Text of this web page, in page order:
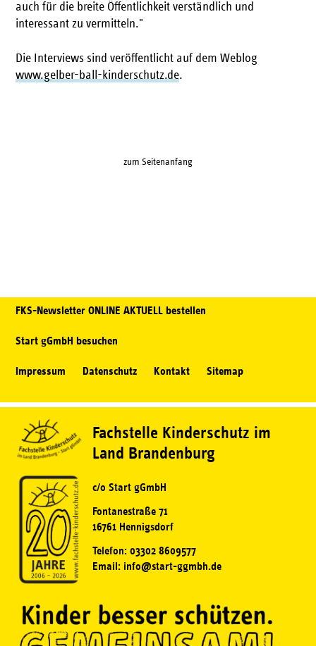
auch für die breite Öffentlichkeit verständlich und
interessant zu vermitteln."
Die Interviews sind veröffentlicht auf dem Weblog
www.gelber-ball-kinderschutz.de.
zum Seitenanfang
FKS-Newsletter ONLINE AKTUELL bestellen
Start gGmbH besuchen
Impressum Datenschutz Kontakt Sitemap
Fachstelle Kinderschutz im
Land Brandenburg
c/o Start gGmbH
Fontanestraße 71
16761 Hennigsdorf
Telefon: 03302 8609577
Email: info@start-ggmbh.de